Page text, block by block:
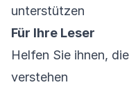
unterstützen
Für Ihre Leser
Helfen Sie ihnen,
verstehen